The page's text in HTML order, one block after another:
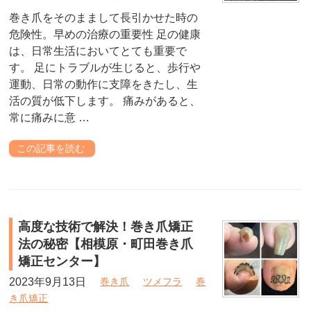
巻き爪をそのままして長引かせた時の
危険性。早めの治療の重要性 足の健康
は、日常生活においてとても重要で
す。 足にトラブルが生じると、歩行や
運動、日常の動作に支障をきたし、生
活の質が低下します。 痛みがあると、
常に痛みに意 …
この記事を読む
高度な技術で解決！巻き爪矯正
法の秘密【相模原・町田巻き爪
矯正センター】
2023年9月13日 巻き爪 ツメフラ
巻
き爪矯正